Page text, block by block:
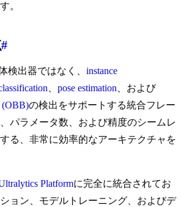
。
#
検出器ではなく、 instance
pose estimation 、および
(OBB)の検出をサポートする統合フレー
パラメータ数、および精度のシームレ
る、非常に効率的なアーキテクチャを
Platformに完全に統合されてお
ョン、モデルトレーニング、およびデ